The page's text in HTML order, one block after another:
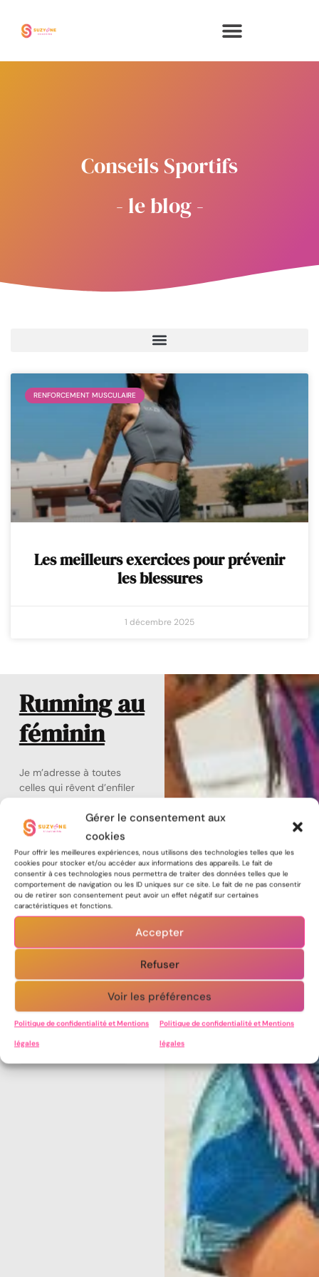
Gérer le consentement aux
cookies
Pour offrir les meilleures expériences, nous utilisons des technologies telles que les
cookies pour stocker et/ou accéder aux informations des appareils. Le fait de
consentir à ces technologies nous permettra de traiter des données telles que le
comportement de navigation ou les ID uniques sur ce site. Le fait de ne pas consentir
ou de retirer son consentement peut avoir un effet négatif sur certaines
caractéristiques et fonctions.
Accepter
Refuser
Voir les préférences
Politique de confidentialité et Mentions
légales
Politique de confidentialité et Mentions
légales
Conseils Sportifs
- le blog -
RENFORCEMENT MUSCULAIRE
Les meilleurs exercices pour prévenir
les blessures
1 décembre 2025
Running au
féminin
Je m’adresse à toutes
celles qui rêvent d’enfiler
soit pour commencer en
douceur ou pour battre
leurs propres records.
Ce guide prend en
compte les particularités
du corps féminin et
passe en revue tout le
les bonnes chaussures,
utile et les petits
changent tout.
Acheter le livre